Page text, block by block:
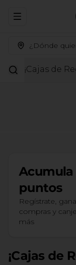
Abrir menu de
¿Dónde
¡Cajas de
Acumula
puntos
Regístrate,
compras y
más
¡Cajas de